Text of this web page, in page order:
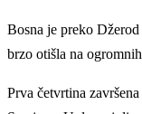
Bosna je preko
brzo otišla na
Prva četvrtina